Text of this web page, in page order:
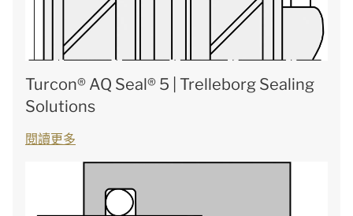
Turcon® AQ Seal® 5 | Trelleborg Sealing
Solutions
閱讀更多